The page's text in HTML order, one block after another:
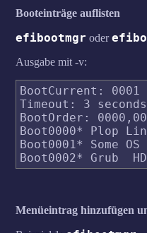
Booteinträge auflisten
efibootmgr oder
Ausgabe mit -v:
BootCurrent: 0001
Timeout: 3 seconds
BootOrder:
Boot0000* Plop Linux	HD(1,GPT,7fda9dd2-426e-42eb-a37d-fdb42d5d8eb8,0x800,0x100000)/
Boot0001* Some OS	HD(1,GPT,7fda9dd2-426e-42eb-a37d-fdb42d5d8eb8,0x800,0x100000)/File(\EFI\BOOT\OTHER.EFI)
Menüeintrag hinzufügen